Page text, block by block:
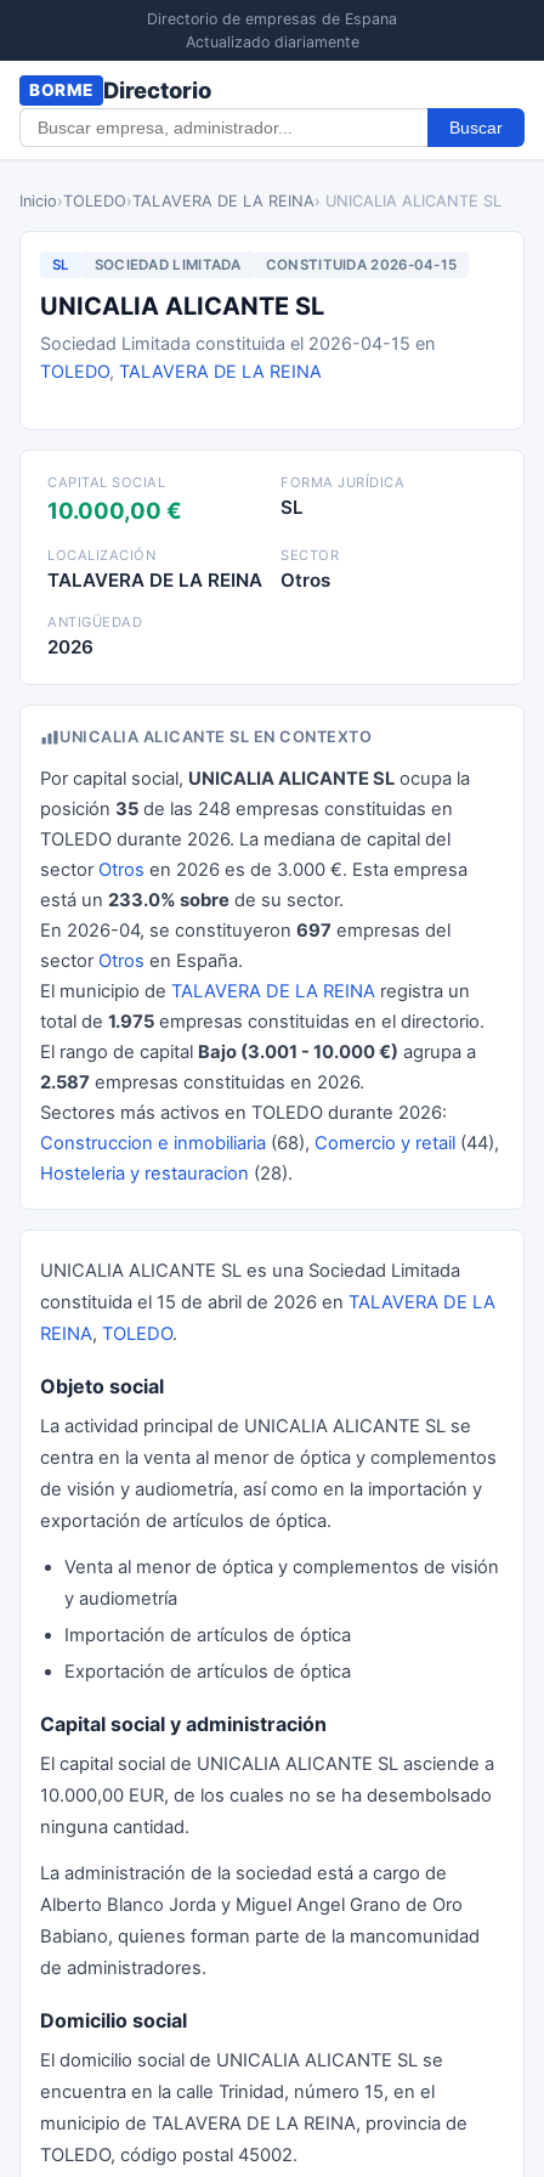
Directorio de empresas de Espana
Actualizado diariamente
BORME Directorio
Buscar
Inicio›TOLEDO›TALAVERA DE LA REINA› UNICALIA ALICANTE SL
SL SOCIEDAD LIMITADA CONSTITUIDA 2026-04-15
UNICALIA ALICANTE SL
Sociedad Limitada constituida el 2026-04-15 en
TOLEDO, TALAVERA DE LA REINA
CAPITAL SOCIAL
10.000,00 €
FORMA JURÍDICA
SL
LOCALIZACIÓN
TALAVERA DE LA REINA
SECTOR
Otros
ANTIGÜEDAD
2026
UNICALIA ALICANTE SL EN CONTEXTO
Por capital social, UNICALIA ALICANTE SL ocupa la
posición 35 de las 248 empresas constituidas en
TOLEDO durante 2026. La mediana de capital del
sector Otros en 2026 es de 3.000 €. Esta empresa
está un 233.0% sobre de su sector.
En 2026-04, se constituyeron 697 empresas del
sector Otros en España.
El municipio de TALAVERA DE LA REINA registra un
total de 1.975 empresas constituidas en el directorio.
El rango de capital Bajo (3.001 - 10.000 €) agrupa a
2.587 empresas constituidas en 2026.
Sectores más activos en TOLEDO durante 2026:
Construccion e inmobiliaria (68), Comercio y retail (44),
Hosteleria y restauracion (28).
UNICALIA ALICANTE SL es una Sociedad Limitada
constituida el 15 de abril de 2026 en TALAVERA DE LA
REINA, TOLEDO.
Objeto social
La actividad principal de UNICALIA ALICANTE SL se
centra en la venta al menor de óptica y complementos
de visión y audiometría, así como en la importación y
exportación de artículos de óptica.
Venta al menor de óptica y complementos de visión
y audiometría
Importación de artículos de óptica
Exportación de artículos de óptica
Capital social y administración
El capital social de UNICALIA ALICANTE SL asciende a
10.000,00 EUR, de los cuales no se ha desembolsado
ninguna cantidad.
La administración de la sociedad está a cargo de
Alberto Blanco Jorda y Miguel Angel Grano de Oro
Babiano, quienes forman parte de la mancomunidad
de administradores.
Domicilio social
El domicilio social de UNICALIA ALICANTE SL se
encuentra en la calle Trinidad, número 15, en el
municipio de TALAVERA DE LA REINA, provincia de
TOLEDO, código postal 45002.